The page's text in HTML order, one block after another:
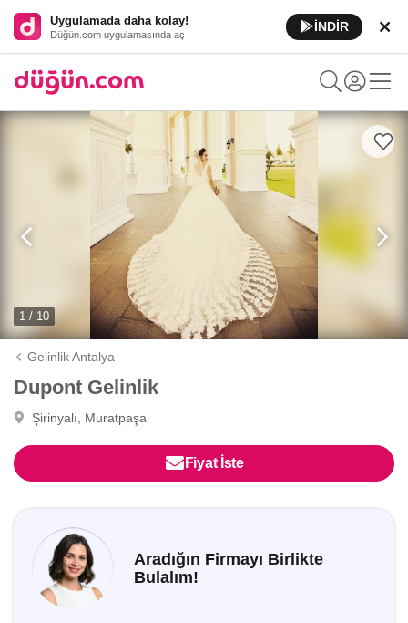
Uygulamada daha kolay!
Düğün.com uygulamasında aç
İNDİR
1 / 10
Gelinlik Antalya
Dupont Gelinlik
Şirinyalı, Muratpaşa
Fiyat İste
Aradığın Firmayı Birlikte
Bulalım!